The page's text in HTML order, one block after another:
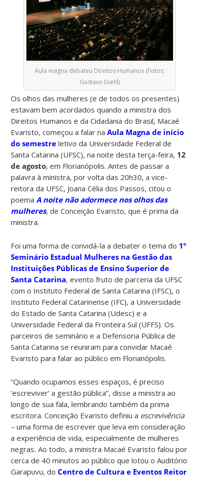
Aula magna debateu Direitos Humanos (Fotos:
Gustavo Diehl)
Os olhos das mulheres (e de todos os presentes)
estavam bem acordados quando a ministra dos
Direitos Humanos e da Cidadania do Brasil, Macaé
Evaristo, começou a falar naAula Magna de início
do semestre letivo da Universidade Federal de
Santa Catarina (UFSC), na noite desta terça-feira, 12
de agosto, em Florianópolis. Antes de passar a
palavra à ministra, por volta das 20h30, a vice-
reitora da UFSC, Joana Célia dos Passos, citou o
poemaA noite não adormece nos olhos das
mulheres, de Conceição Evaristo, que é prima da
ministra.
Foi uma forma de convidá-la a debater o tema do 1º
Seminário Estadual Mulheres na Gestão das
Instituições Públicas de Ensino Superior de
Santa Catarina, evento fruto de parceria da UFSC
com o Instituto Federal de Santa Catarina (IFSC), o
Instituto Federal Catarinense (IFC), a Universidade
do Estado de Santa Catarina (Udesc) e a
Universidade Federal da Fronteira Sul (UFFS). Os
parceiros de seminário e a Defensoria Pública de
Santa Catarina se reuniram para convidar Macaé
Evaristo para falar ao público em Florianópolis.
“Quando ocupamos esses espaços, é preciso
‘escreviver’ a gestão pública”, disse a ministra ao
longo de sua fala, lembrando também da prima
escritora. Conceição Evaristo definiu a escrevivência
–uma forma de escrever que leva em consideração
a experiência de vida, especialmente de mulheres
negras.Ao todo, a ministra Macaé Evaristo falou por
cerca de 40 minutos ao público que lotou o Auditório
Garapuvu, doCentro de Cultura e Eventos Reitor